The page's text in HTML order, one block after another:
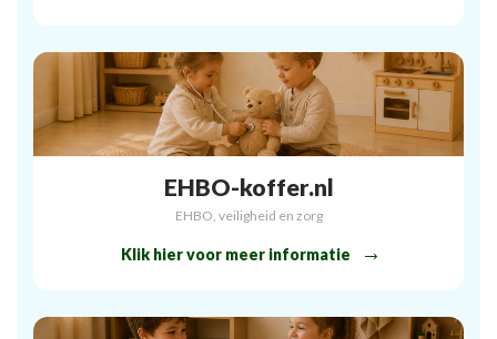
EHBO-koffer.nl
EHBO, veiligheid en zorg
Klik hier voor meer informatie